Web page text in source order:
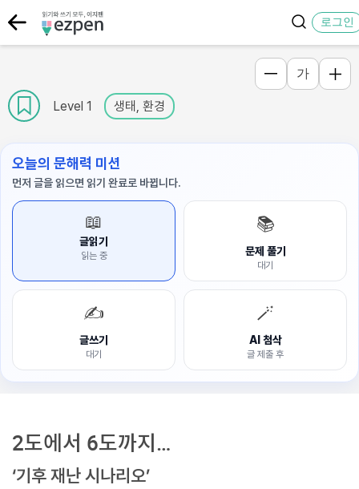
로그인
Level 1 생태, 환경
가
오늘의 문해력 미션
먼저 글을 읽으면 읽기 완료로 바뀝니다.
📖
글읽기
읽는 중
📚
문제 풀기
대기
✍️
글쓰기
대기
🪄
AI 첨삭
글 제출 후
2도에서 6도까지…
‘기후 재난 시나리오’